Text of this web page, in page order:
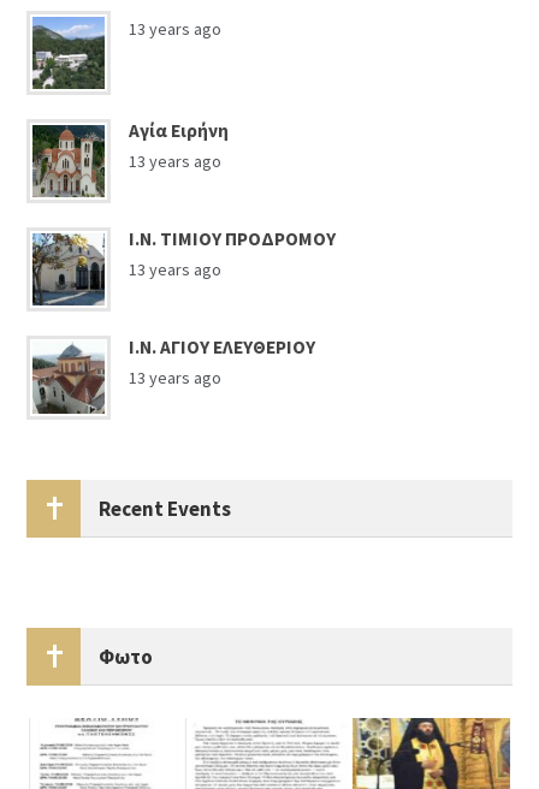
13 years ago
Αγία Ειρήνη
13 years ago
Ι.Ν. ΤΙΜΙΟΥ ΠΡΟΔΡΟΜΟΥ
13 years ago
Ι.Ν. ΑΓΙΟΥ ΕΛΕΥΘΕΡΙΟΥ
13 years ago
Recent Events
Φωτο